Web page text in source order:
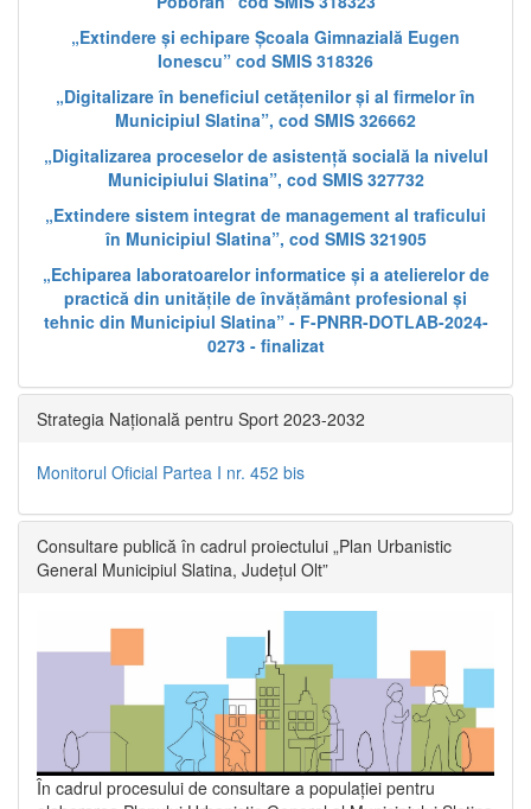
„Extindere și echipare Școala Gimnazială Eugen
Ionescu” cod SMIS 318326
„Digitalizare în beneficiul cetățenilor și al firmelor în
Municipiul Slatina”, cod SMIS 326662
„Digitalizarea proceselor de asistență socială la nivelul
Municipiului Slatina”, cod SMIS 327732
„Extindere sistem integrat de management al traficului
în Municipiul Slatina”, cod SMIS 321905
„Echiparea laboratoarelor informatice și a atelierelor de
practică din unitățile de învățământ profesional și
tehnic din Municipiul Slatina” - F-PNRR-DOTLAB-2024-
0273 - finalizat
Strategia Națională pentru Sport 2023-2032
Monitorul Oficial Partea I nr. 452 bis
Consultare publică în cadrul proiectului „Plan Urbanistic
General Municipiul Slatina, Județul Olt”
În cadrul procesului de consultare a populaţiei pentru